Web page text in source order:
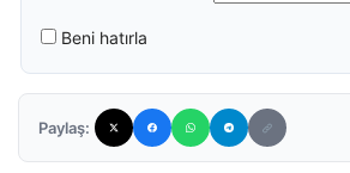
Beni hatırla
Paylaş: